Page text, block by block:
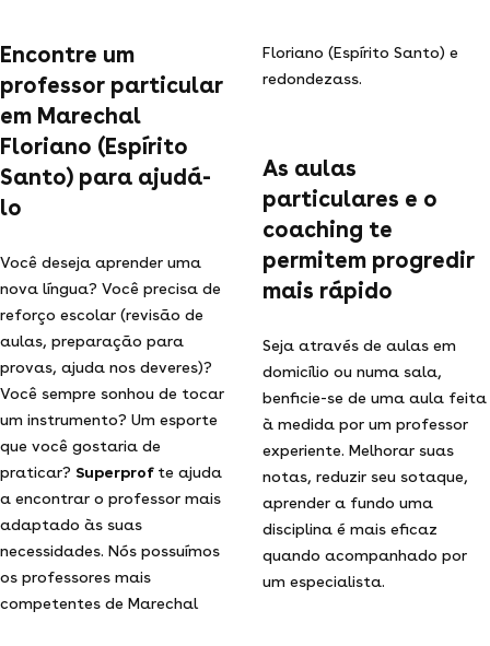
Encontre um
professor particular
em Marechal
Floriano (Espírito
Santo) para ajudá-
lo
Você deseja aprender uma
nova língua? Você precisa de
reforço escolar (revisão de
aulas, preparação para
provas, ajuda nos deveres)?
Você sempre sonhou de tocar
um instrumento? Um esporte
que você gostaria de
praticar? Superprof te ajuda
a encontrar o professor mais
adaptado às suas
necessidades. Nós possuímos
os professores mais
competentes de Marechal
Floriano (Espírito Santo) e
redondezass.
As aulas
particulares e o
coaching te
permitem progredir
mais rápido
Seja através de aulas em
domicílio ou numa sala,
benficie-se de uma aula feita
à medida por um professor
experiente. Melhorar suas
notas, reduzir seu sotaque,
aprender a fundo uma
disciplina é mais eficaz
quando acompanhado por
um especialista.